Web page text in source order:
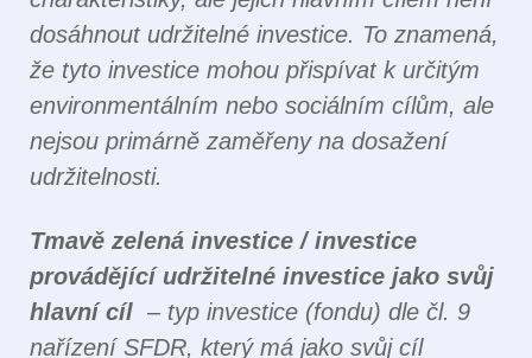
dosáhnout udržitelné investice. To znamená,
že tyto investice mohou přispívat k určitým
environmentálním nebo sociálním cílům, ale
nejsou primárně zaměřeny na dosažení
udržitelnosti.
Tmavě zelená investice / investice
provádějící udržitelné investice jako svůj
hlavní cíl – typ investice (fondu) dle čl. 9
nařízení SFDR, který má jako svůj cíl